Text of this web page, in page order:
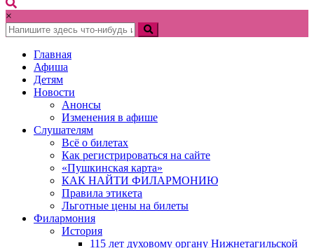
×
Главная
Афиша
Детям
Новости
Анонсы
Изменения в афише
Слушателям
Всё о билетах
Как регистрироваться на сайте
«Пушкинская карта»
КАК НАЙТИ ФИЛАРМОНИЮ
Правила этикета
Льготные цены на билеты
Филармония
История
115 лет духовому органу Нижнетагильской